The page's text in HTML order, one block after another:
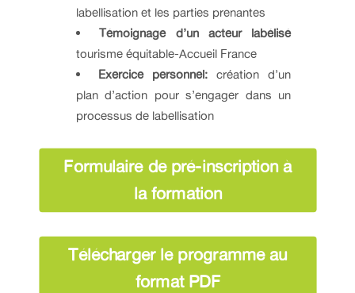
labellisation et les parties prenantes
Témoignage d’un acteur labélisé
tourisme équitable-Accueil France
Exercice personnel: création d’un
plan d’action pour s’engager dans un
processus de labellisation
Formulaire de pré-inscription à
la formation
Télécharger le programme au
format PDF